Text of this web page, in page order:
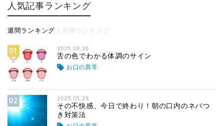
人気記事ランキング
週間ランキング 月間ランキング
01 2025.08.26
舌の色でわかる体調のサイン
お口の異常
02 2025.05.29
その不快感、今日で終わり！朝の口内のネバつ
き対策法